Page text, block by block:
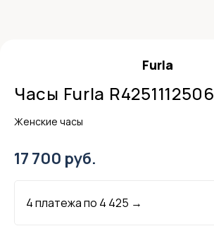
Furla
Часы Furla R4251112506
Женские часы
17 700 руб.
4 платежа по 4 425 →